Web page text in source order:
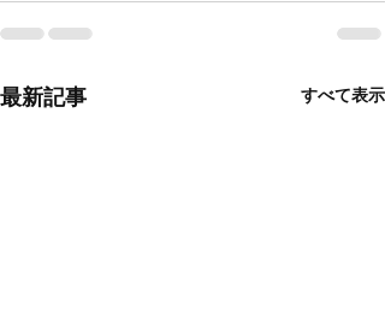
最新記事 すべて表示